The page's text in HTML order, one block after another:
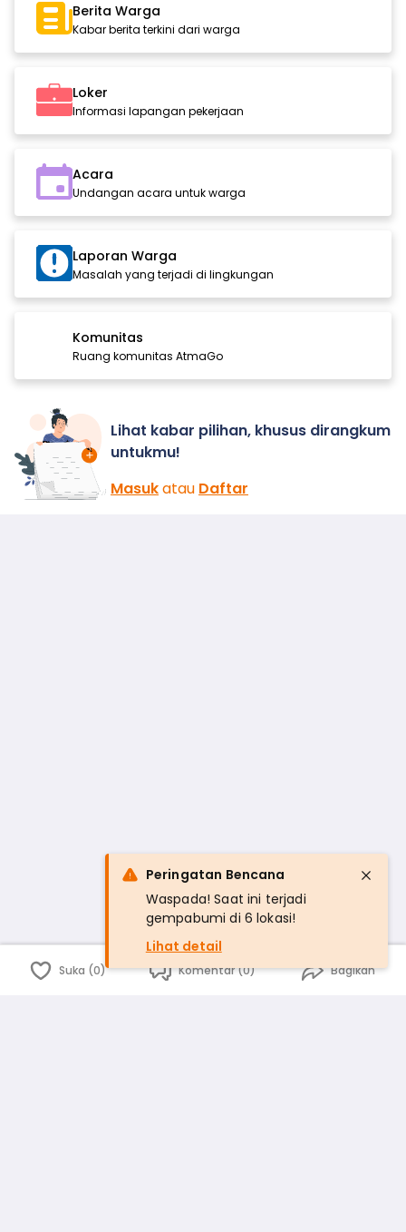
Berita Warga
Kabar berita terkini dari warga
Loker
Informasi lapangan pekerjaan
Acara
Undangan acara untuk warga
Laporan Warga
Masalah yang terjadi di lingkungan
Komunitas
Ruang komunitas AtmaGo
Lihat kabar pilihan, khusus dirangkum
untukmu!
Masukatau Daftar
Suka (0) Komentar (0) Bagikan
Peringatan Bencana
Waspada! Saat ini terjadi
gempabumi di 6 lokasi!
Lihat detail